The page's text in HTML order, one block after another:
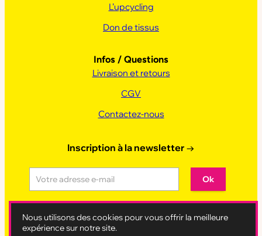
L’upcycling
Don de tissus
Infos / Questions
Livraison et retours
CGV
Contactez-nous
Inscription à la newsletter →
Ok
Suivez-nous sur Instagram → Instagram
Nous utilisons des cookies pour vous offrir la meilleure
expérience sur notre site.